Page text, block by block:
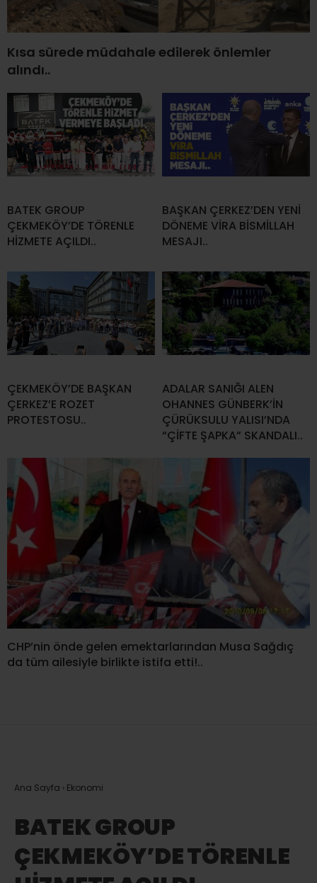
Kısa sürede müdahale edilerek önlemler
alındı..
BATEK GROUP
ÇEKMEKÖY’DE TÖRENLE
HİZMETE AÇILDI..
BAŞKAN ÇERKEZ’DEN YENİ
DÖNEME VİRA BİSMİLLAH
MESAJI..
ÇEKMEKÖY’DE BAŞKAN
ÇERKEZ’E ROZET
PROTESTOSU..
ADALAR SANIĞI ALEN
OHANNES GÜNBERK’İN
ÇÜRÜKSULU YALISI’NDA
“ÇİFTE ŞAPKA” SKANDALI..
CHP’nin önde gelen emektarlarından Musa Sağdıç
da tüm ailesiyle birlikte istifa etti!..
Ana Sayfa › Ekonomi
BATEK GROUP
ÇEKMEKÖY’DE TÖRENLE